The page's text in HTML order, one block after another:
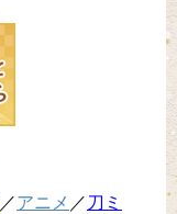
／アニメ ／ 刀ミ